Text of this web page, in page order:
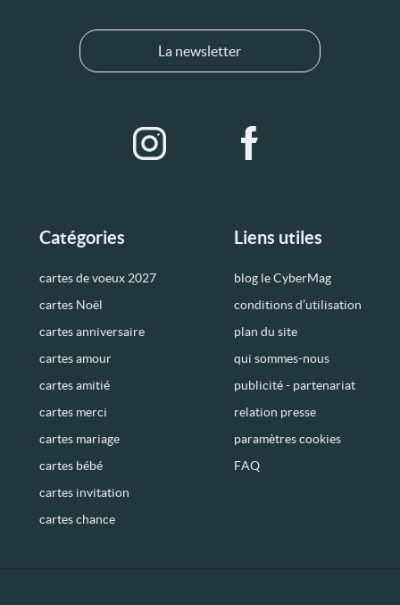
Catégories
cartes de voeux 2027
cartes Noël
cartes anniversaire
cartes amour
cartes amitié
cartes merci
cartes mariage
cartes bébé
cartes invitation
cartes chance
Liens utiles
blog le CyberMag
conditions d’utilisation
plan du site
qui sommes-nous
publicité - partenariat
relation presse
paramètres cookies
FAQ
La newsletter